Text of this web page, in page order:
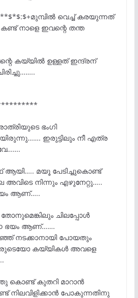
വെച്ച് കരയുന്നത്
നാളെ ഇവന്റെ തന്ത
കയ്യിൽ ഉള്ളത് ഇന്ദ്രന്
ഭംഗി
ഇരുട്ടിലും നീ എത്ര
ആയി….. മയൂ പേടിച്ചുകൊണ്ട്
അവിടെ നിന്നും എഴുനേറ്റു…..
ആണ്…..
ചിലപ്പോൾ
ഭയം ആണ്…….
നടക്കാനായി പോയതും
കയ്യികൾ അവളെ
കൊണ്ട് കുതറി മാറാൻ
നിലവിളിക്കാൻ പോകുന്നതിനു